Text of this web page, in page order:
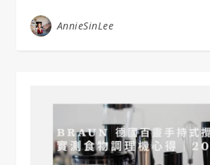
AnnieSinLee